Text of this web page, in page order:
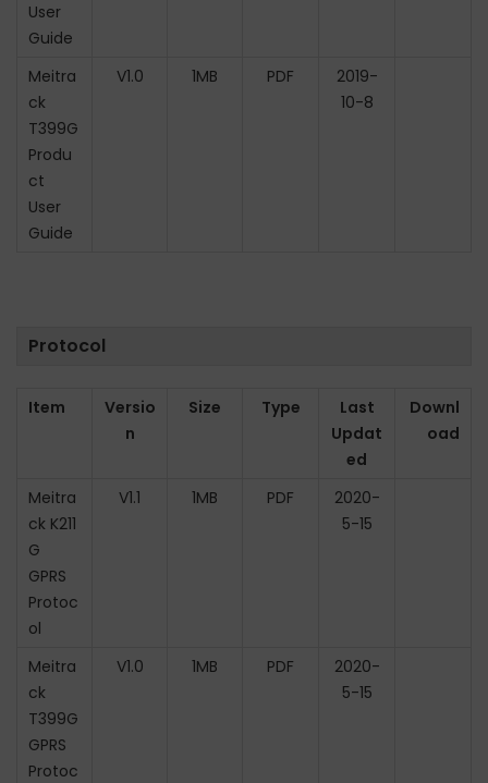
User
Guide
Meitra
ck
T399G
Produ
ct
User
Guide
V1.0 1MB PDF
2019-
10-8
Protocol
Item
Versio
n
Size Type
Last
Updat
ed
Downl
oad
Meitra
ck K211
G
GPRS
Protoc
ol
V1.1 1MB PDF
2020-
5-15
Meitra
ck
T399G
GPRS
Protoc
V1.0 1MB PDF
2020-
5-15